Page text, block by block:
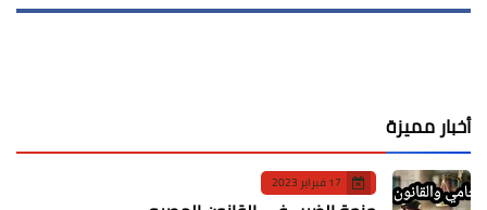
أخبار مميزة
17 فبراير 2023